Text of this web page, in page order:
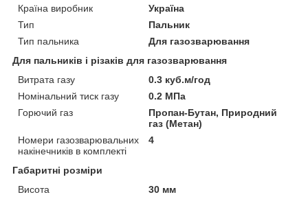
Країна виробник
Україна
Тип
Пальник
Тип пальника
Для газозварювання
Для пальників і різаків для газозварювання
Витрата газу
0.3 куб.м/год
Номінальний тиск газу
0.2 МПа
Горючий газ
Пропан-Бутан, Природний
газ (Метан)
Номери газозварювальних
накінечників в комплекті
4
Габаритні розміри
Висота
30 мм